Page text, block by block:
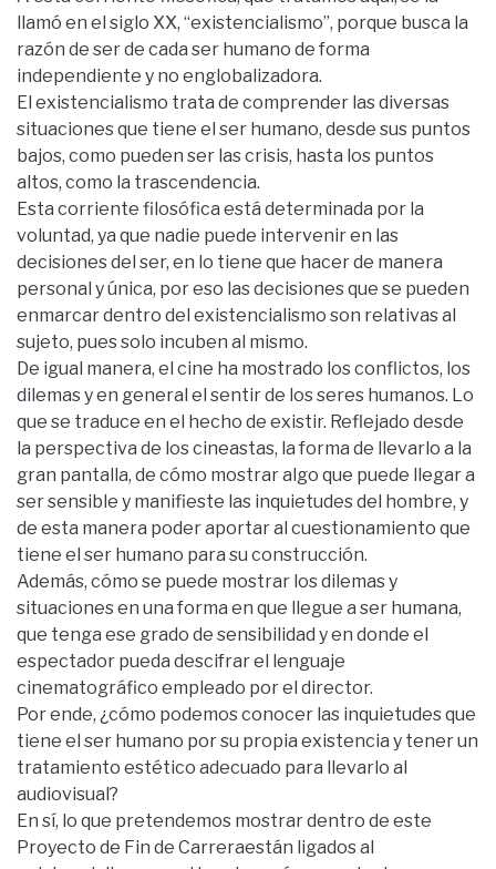
llamó en el siglo XX, “existencialismo”, porque busca la
razón de ser de cada ser humano de forma
independiente y no englobalizadora.
El existencialismo trata de comprender las diversas
situaciones que tiene el ser humano, desde sus puntos
bajos, como pueden ser las crisis, hasta los puntos
altos, como la trascendencia.
Esta corriente filosófica está determinada por la
voluntad, ya que nadie puede intervenir en las
decisiones del ser, en lo tiene que hacer de manera
personal y única, por eso las decisiones que se pueden
enmarcar dentro del existencialismo son relativas al
sujeto, pues solo incuben al mismo.
De igual manera, el cine ha mostrado los conflictos, los
dilemas y en general el sentir de los seres humanos. Lo
que se traduce en el hecho de existir. Reflejado desde
la perspectiva de los cineastas, la forma de llevarlo a la
gran pantalla, de cómo mostrar algo que puede llegar a
ser sensible y manifieste las inquietudes del hombre, y
de esta manera poder aportar al cuestionamiento que
tiene el ser humano para su construcción.
Además, cómo se puede mostrar los dilemas y
situaciones en una forma en que llegue a ser humana,
que tenga ese grado de sensibilidad y en donde el
espectador pueda descifrar el lenguaje
cinematográfico empleado por el director.
Por ende, ¿cómo podemos conocer las inquietudes que
tiene el ser humano por su propia existencia y tener un
tratamiento estético adecuado para llevarlo al
audiovisual?
En sí, lo que pretendemos mostrar dentro de este
Proyecto de Fin de Carreraestán ligados al